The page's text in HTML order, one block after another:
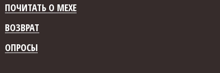
ПОЧИТАТЬ О МЕХЕ
ВОЗВРАТ
ОПРОСЫ